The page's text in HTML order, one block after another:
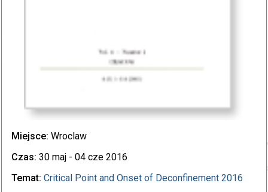
Miejsce: Wroclaw
Czas: 30 maj - 04 cze 2016
Temat: Critical Point and Onset of Deconfinement 2016